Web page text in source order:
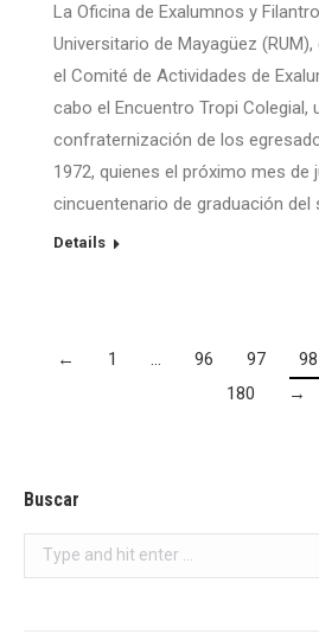
La Oficina de Exalumnos y
Universitario de Mayagüez
el Comité de Actividades de
cabo el Encuentro Tropi Colegial,
confraternización de los
1972, quienes el próximo mes de
cincuentenario de graduación del
Details
← 1 … 96 97 98
180
→
Buscar
Search: